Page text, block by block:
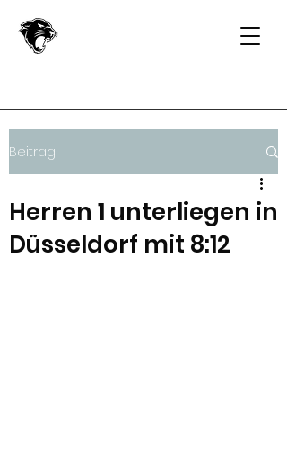
Beitrag
Herren 1 unterliegen in
Düsseldorf mit 8:12